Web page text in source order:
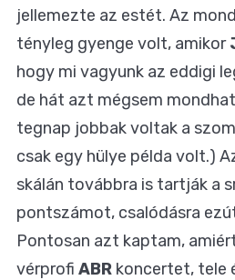
jellemezte az estét. Az
tényleg gyenge volt, amikor
hogy mi vagyunk az eddigi
de hát azt mégsem
tegnap jobbak voltak a
csak egy hülye példa volt.)
skálán továbbra is tartják a
pontszámot, csalódásra
Pontosan azt kaptam,
vérprofi ABR koncertet, tele